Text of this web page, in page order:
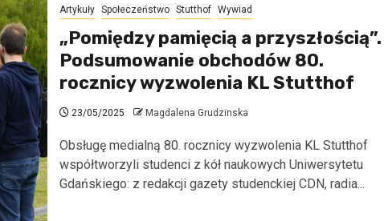
Artykuły Społeczeństwo Stutthof Wywiad
„Pomiędzy pamięcią a przyszłością”.
Podsumowanie obchodów 80.
rocznicy wyzwolenia KL Stutthof
23/05/2025 Magdalena Grudzinska
Obsługę medialną 80. rocznicy wyzwolenia KL Stutthof
współtworzyli studenci z kół naukowych Uniwersytetu
Gdańskiego: z redakcji gazety studenckiej CDN, radia...